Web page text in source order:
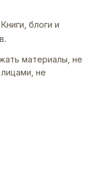
блоги и
материалы, не
не